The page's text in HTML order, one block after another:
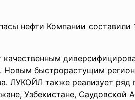
нефти Компании
Новым быстрорастущим
ЛУКОЙЛ также реализует ряд
Узбекистане, Саудовской